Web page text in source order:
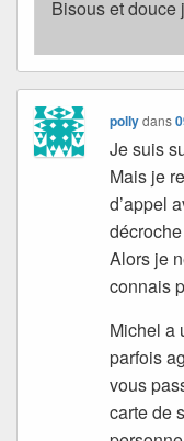
Bisous et douce
pollydans
Je suis
Mais je
d’appel
Alors je
connais
Michel a
parfois
vous
carte de